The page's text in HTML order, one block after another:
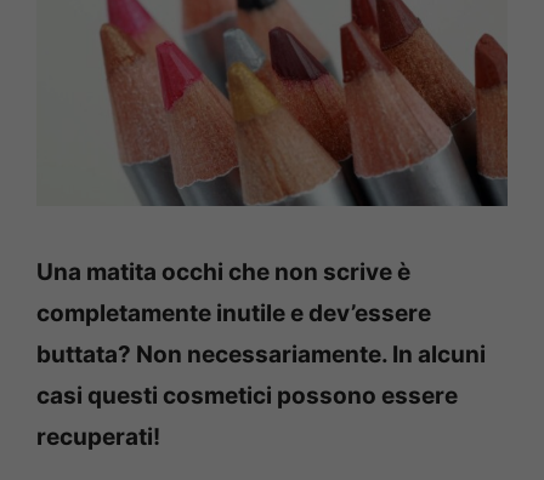
Una matita occhi che non scrive è
completamente inutile e dev’essere
buttata? Non necessariamente. In alcuni
casi questi cosmetici possono essere
recuperati!